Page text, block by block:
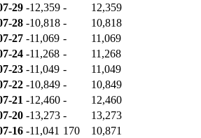
29 -12,359 -
12,359
28 -10,818 -
10,818
27 -11,069 -
11,069
24 -11,268 -
11,268
23 -11,049 -
11,049
22 -10,849 -
10,849
21 -12,460 -
12,460
20 -13,273 -
13,273
16 -11,041 170
10,871